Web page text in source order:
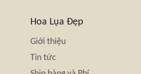
Hoa Lụa Đẹp
Giới thiệu
Tin tức